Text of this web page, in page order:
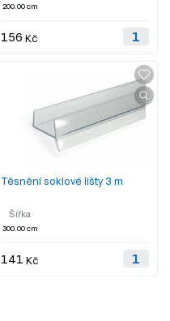
200.00 cm
156 Kč
Těsnění soklové lišty 3 m
Šířka
300.00 cm
141 Kč